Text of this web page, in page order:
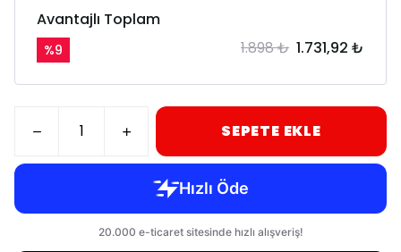
Avantajlı Toplam
%9 1.898 ₺ 1.731,92 ₺
SEPETE EKLE